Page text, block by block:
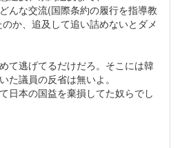
んな交流(国際条約の履行を指導教
か、追及して追い詰めないとダメ
て逃げてるだけだろ。そこには韓
た議員の反省は無いよ。
日本の国益を棄損してた奴らでし